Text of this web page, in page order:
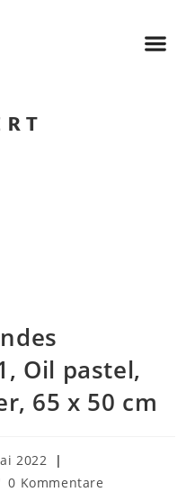
Oil pastel,
65 x 50 cm
2022
0 Kommentare